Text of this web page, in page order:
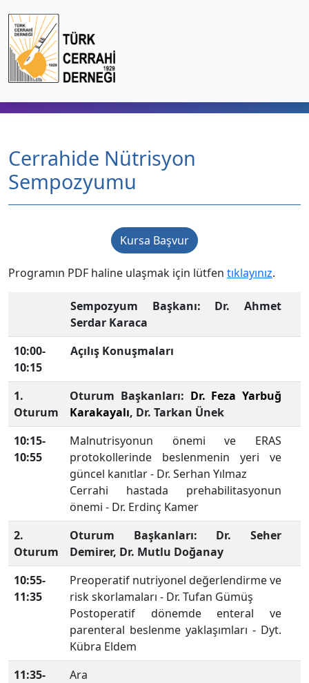
Cerrahide Nütrisyon
Sempozyumu
Kursa Başvur
Programın PDF haline ulaşmak için lütfen tıklayınız.
Sempozyum Başkanı: Dr. Ahmet
Serdar Karaca
10:00-
10:15
Açılış Konuşmaları
1.
Oturum
Oturum Başkanları: Dr. Feza Yarbuğ
Karakayalı, Dr. Tarkan Ünek
10:15-
10:55
Malnutrisyonun önemi ve ERAS
protokollerinde beslenmenin yeri ve
güncel kanıtlar - Dr. Serhan Yılmaz
Cerrahi hastada prehabilitasyonun
önemi - Dr. Erdinç Kamer
2.
Oturum
Oturum Başkanları: Dr. Seher
Demirer, Dr. Mutlu Doğanay
10:55-
11:35
Preoperatif nutriyonel değerlendirme ve
risk skorlamaları - Dr. Tufan Gümüş
Postoperatif dönemde enteral ve
parenteral beslenme yaklaşımları - Dyt.
Kübra Eldem
11:35-
Ara